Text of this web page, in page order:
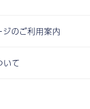
ジのご利用案内
いて